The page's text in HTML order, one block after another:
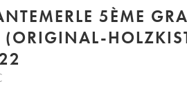
5ÈME
(ORIGINAL-